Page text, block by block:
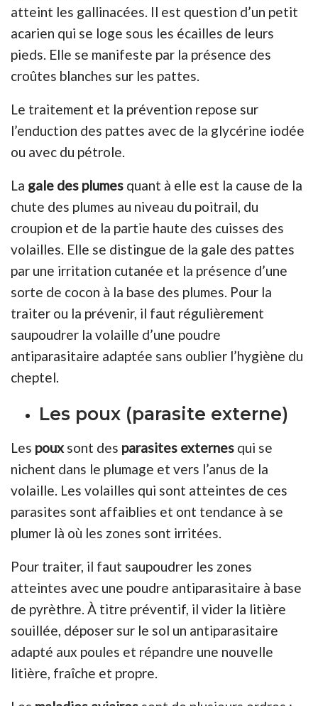
atteint les gallinacées. Il est question d’un petit
acarien qui se loge sous les écailles de leurs
pieds. Elle se manifeste par la présence des
croûtes blanches sur les pattes.
Le traitement et la prévention repose sur
l’enduction des pattes avec de la glycérine iodée
ou avec du pétrole.
La gale des plumes quant à elle est la cause de la
chute des plumes au niveau du poitrail, du
croupion et de la partie haute des cuisses des
volailles. Elle se distingue de la gale des pattes
par une irritation cutanée et la présence d’une
sorte de cocon à la base des plumes. Pour la
traiter ou la prévenir, il faut régulièrement
saupoudrer la volaille d’une poudre
antiparasitaire adaptée sans oublier l’hygiène du
cheptel.
Les poux (parasite externe)
Les poux sont des parasites externes qui se
nichent dans le plumage et vers l’anus de la
volaille. Les volailles qui sont atteintes de ces
parasites sont affaiblies et ont tendance à se
plumer là où les zones sont irritées.
Pour traiter, il faut saupoudrer les zones
atteintes avec une poudre antiparasitaire à base
de pyrèthre. À titre préventif, il vider la litière
souillée, déposer sur le sol un antiparasitaire
adapté aux poules et répandre une nouvelle
litière, fraîche et propre.